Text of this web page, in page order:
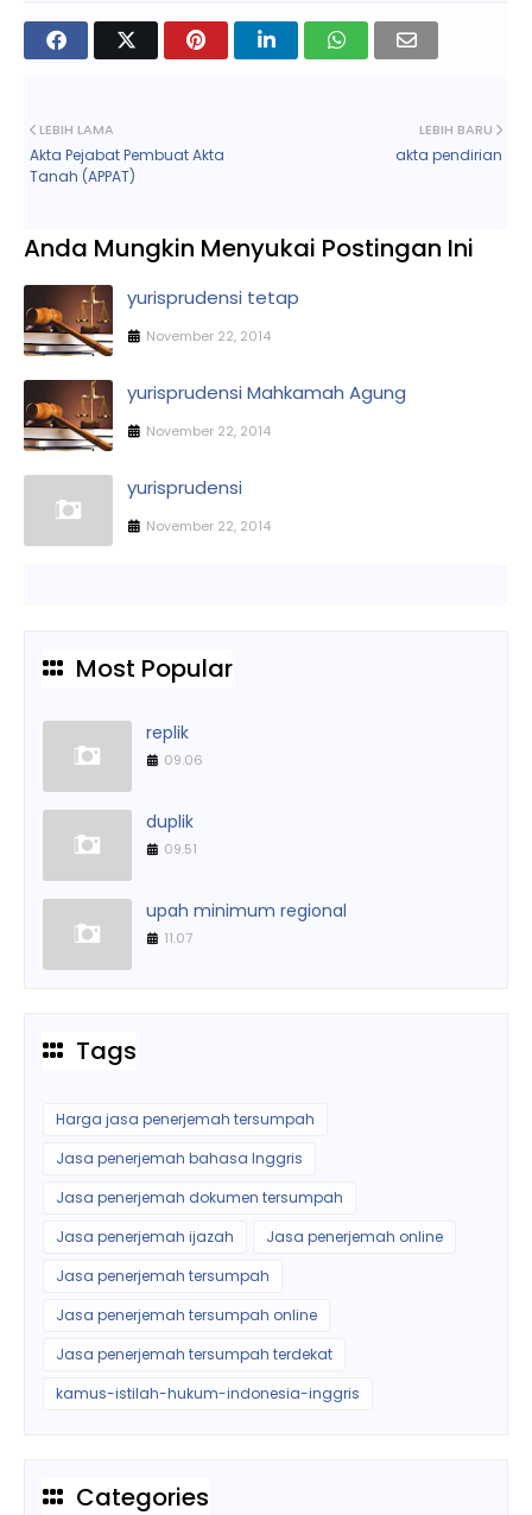
LEBIH BARU
akta pendirian
LEBIH LAMA
Akta Pejabat Pembuat Akta
Tanah (APPAT)
Anda Mungkin Menyukai Postingan Ini
yurisprudensi tetap
November 22, 2014
yurisprudensi Mahkamah Agung
November 22, 2014
yurisprudensi
November 22, 2014
Most Popular
replik
09.06
duplik
09.51
upah minimum regional
11.07
Tags
Harga jasa penerjemah tersumpah
Jasa penerjemah bahasa Inggris
Jasa penerjemah dokumen tersumpah
Jasa penerjemah ijazah
Jasa penerjemah online
Jasa penerjemah tersumpah
Jasa penerjemah tersumpah online
Jasa penerjemah tersumpah terdekat
kamus-istilah-hukum-indonesia-inggris
Categories